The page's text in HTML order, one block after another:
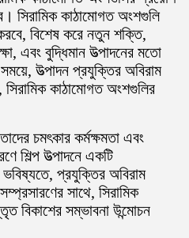
সিরামিক কাঠামোগত অংশগুলি
বিশেষ করে নতুন শক্তি,
এবং বুদ্ধিমান উত্পাদনের মতো
উত্পাদন প্রযুক্তির অবিরাম
কাঠামোগত অংশগুলির
চমৎকার কর্মক্ষমতা এবং
শিল্প উত্পাদনে একটি
প্রযুক্তির অবিরাম
সাথে, সিরামিক
বিকাশের সম্ভাবনা উন্মোচন